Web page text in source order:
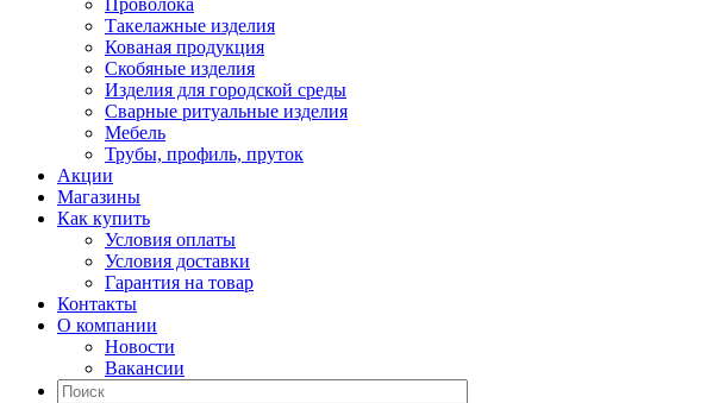
Проволока
Такелажные изделия
Кованая продукция
Скобяные изделия
Изделия для городской среды
Сварные ритуальные изделия
Мебель
Трубы, профиль, пруток
Акции
Магазины
Как купить
Условия оплаты
Условия доставки
Гарантия на товар
Контакты
О компании
Новости
Вакансии